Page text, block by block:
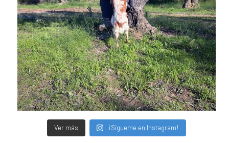
Ver más ¡Sígueme en Instagram!